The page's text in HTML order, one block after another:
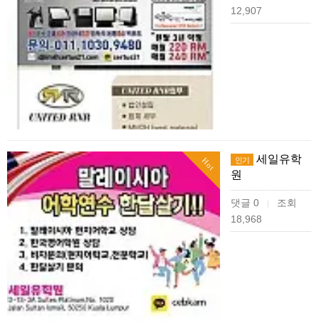
12,907
Hot 인기
세일유학
원
댓글 0 |
조회
18,968